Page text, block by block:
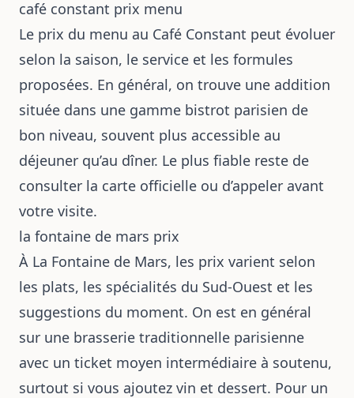
café constant prix menu
Le prix du menu au Café Constant peut évoluer
selon la saison, le service et les formules
proposées. En général, on trouve une addition
située dans une gamme bistrot parisien de
bon niveau, souvent plus accessible au
déjeuner qu’au dîner. Le plus fiable reste de
consulter la carte officielle ou d’appeler avant
votre visite.
la fontaine de mars prix
À La Fontaine de Mars, les prix varient selon
les plats, les spécialités du Sud-Ouest et les
suggestions du moment. On est en général
sur une brasserie traditionnelle parisienne
avec un ticket moyen intermédiaire à soutenu,
surtout si vous ajoutez vin et dessert. Pour un